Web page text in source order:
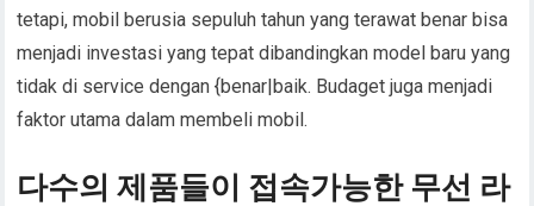
tetapi, mobil berusia sepuluh tahun yang terawat benar bisa
menjadi investasi yang tepat dibandingkan model baru yang
tidak di service dengan {benar|baik. Budaget juga menjadi
faktor utama dalam membeli mobil.
다수의 제품들이 접속가능한 무선 라